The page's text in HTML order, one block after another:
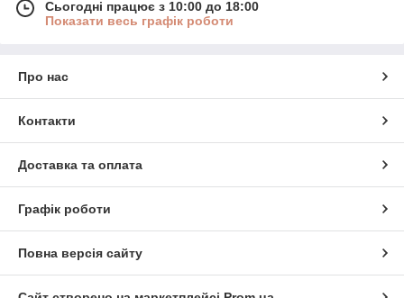
Сьогодні працює з 10:00 до 18:00
Показати весь графік роботи
Про нас
Контакти
Доставка та оплата
Графік роботи
Повна версія сайту